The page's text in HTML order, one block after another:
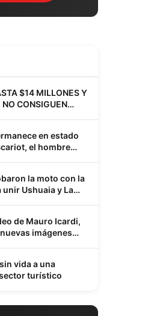
$14 MILLONES Y
CONSIGUEN
en estado
el hombre
la moto con la
unir Ushuaia y La
de Mauro Icardi,
imágenes
vida a una
turístico